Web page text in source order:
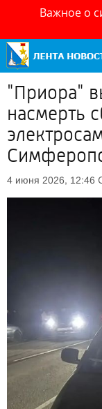
Важное о
"Приора"
насмерть
4 июня 2026, 12:46